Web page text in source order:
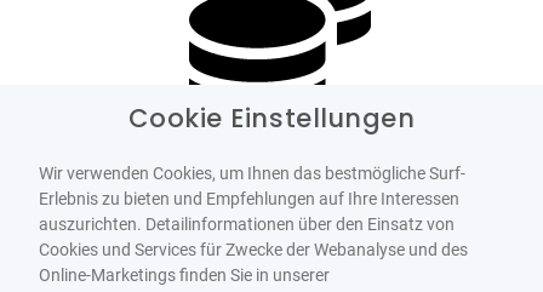
Cookie Einstellungen
Wir verwenden Cookies, um Ihnen das bestmögliche Surf-
Erlebnis zu bieten und Empfehlungen auf Ihre Interessen
auszurichten. Detailinformationen über den Einsatz von
Cookies und Services für Zwecke der Webanalyse und des
Online-Marketings finden Sie in unserer